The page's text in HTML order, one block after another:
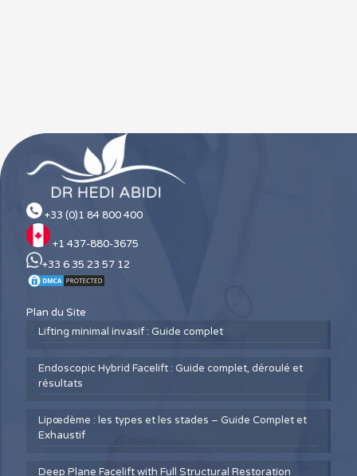
+33 (0)1 84 800 400
+1 437-880-3675
+33 6 35 23 57 12
Plan du Site
Lifting minimal invasif : Guide complet
Endoscopic Hybrid Facelift : Guide complet, déroulé et
résultats
Lipœdème : les types et les stades – Guide Complet et
Exhaustif
Deep Plane Facelift with Full Structural Restoration